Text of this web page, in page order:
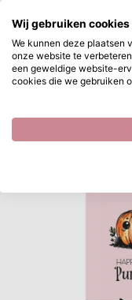
Ga naar hoofdinhoud
/ Clear stamps /
Waar ben je naar op
Wij gebruiken cookies
We kunnen deze plaatsen
onze website te
een geweldige website-
cookies die we gebruiken